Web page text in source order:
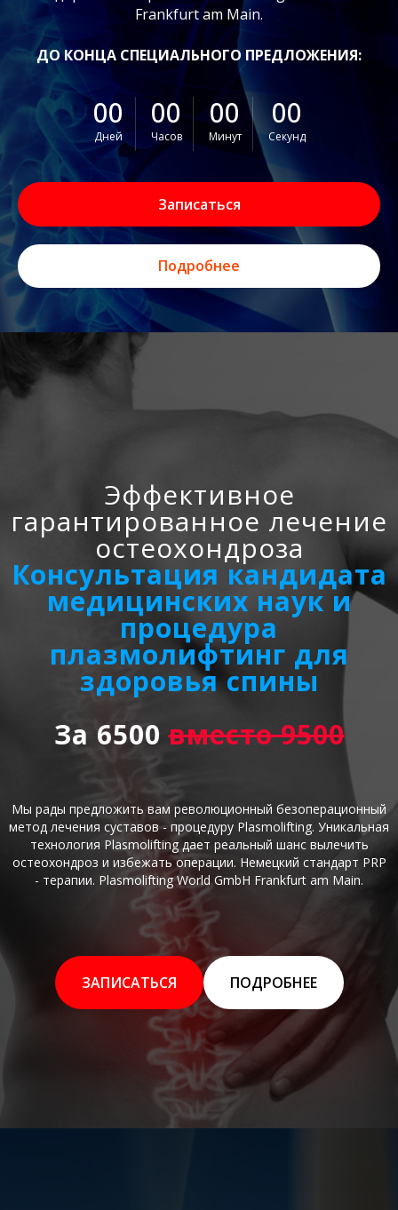
Frankfurt am Main.
ДО КОНЦА СПЕЦИАЛЬНОГО ПРЕДЛОЖЕНИЯ:
00
Дней
00
Часов
00
Минут
00
Секунд
Записаться
Подробнее
Эффективное
гарантированное лечение
остеохондроза
Консультация кандидата
медицинских наук и
процедура
плазмолифтинг для
здоровья спины
За 6500вместо 9500
Мы рады предложить вам революционный безоперационный
метод лечения суставов - процедуру Plasmolifting. Уникальная
технология Plasmolifting дает реальный шанс вылечить
остеохондроз и избежать операции. Немецкий стандарт PRP
- терапии. Plasmolifting World GmbH Frankfurt am Main.
ЗАПИСАТЬСЯ ПОДРОБНЕЕ